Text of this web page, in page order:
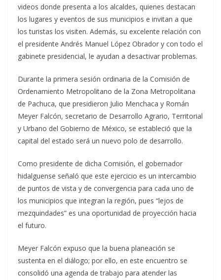
videos donde presenta a los alcaldes, quienes destacan
los lugares y eventos de sus municipios e invitan a que
los turistas los visiten. Además, su excelente relación con
el presidente Andrés Manuel López Obrador y con todo el
gabinete presidencial, le ayudan a desactivar problemas.
Durante la primera sesión ordinaria de la Comisión de
Ordenamiento Metropolitano de la Zona Metropolitana
de Pachuca, que presidieron Julio Menchaca y Román
Meyer Falcón, secretario de Desarrollo Agrario, Territorial
y Urbano del Gobierno de México, se estableció que la
capital del estado será un nuevo polo de desarrollo.
Como presidente de dicha Comisión, el gobernador
hidalguense señaló que este ejercicio es un intercambio
de puntos de vista y de convergencia para cada uno de
los municipios que integran la región, pues “lejos de
mezquindades” es una oportunidad de proyección hacia
el futuro.
Meyer Falcón expuso que la buena planeación se
sustenta en el diálogo; por ello, en este encuentro se
consolidó una agenda de trabajo para atender las